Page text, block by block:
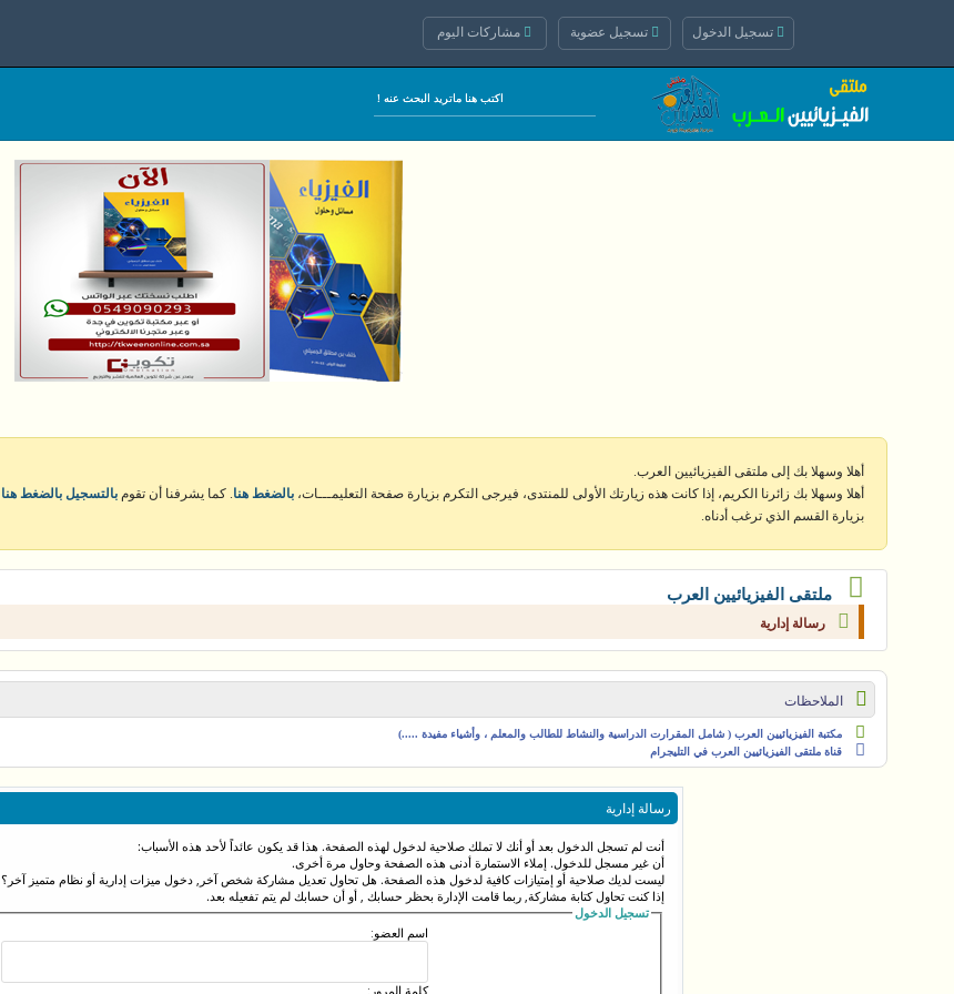
تسجيل الدخول تسجيل عضوية مشاركات اليوم
أهلا وسهلا بك إلى ملتقى الفيزيائيين العرب.
أهلا وسهلا بك زائرنا الكريم، إذا كانت هذه زيارتك الأولى للمنتدى، فيرجى التكرم بزيارة صفحة التعليمـــات، بالضغط هنا . كما يشرفنا أن تقوم بالتسجيل بالضغط هنا
بزيارة القسم الذي ترغب أدناه.
ملتقى الفيزيائيين العرب
رسالة إدارية
الملاحظات
مكتبة الفيزيائيين العرب ( شامل المقرارت الدراسية والنشاط للطالب والمعلم ، وأشياء مفيدة .....)
قناة ملتقى الفيزيائيين العرب في التليجرام
رسالة إدارية
أنت لم تسجل الدخول بعد أو أنك لا تملك صلاحية لدخول لهذه الصفحة. هذا قد يكون عائداً لأحد هذه الأسباب:
أن غير مسجل للدخول. إملاء الاستمارة أدنى هذه الصفحة وحاول مرة أخرى.
ليست لديك صلاحية أو إمتيازات كافية لدخول هذه الصفحة. هل تحاول تعديل مشاركة شخص آخر, دخول ميزات إدارية أو نظام متميز آخر؟
إذا كنت تحاول كتابة مشاركة, ربما قامت الإدارة بحظر حسابك , أو أن حسابك لم يتم تفعيله بعد.
تسجيل الدخول
اسم العضو:
كلمة المرور: